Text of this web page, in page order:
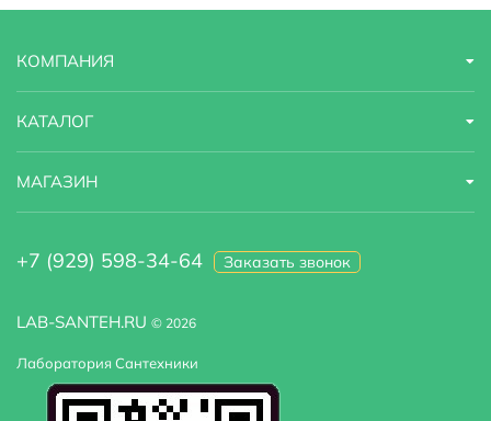
LAB-SANTEH.RU © 2026
Лаборатория Сантехники
КОМПАНИЯ
КАТАЛОГ
МАГАЗИН
+7 (929) 598-34-64 Заказать звонок